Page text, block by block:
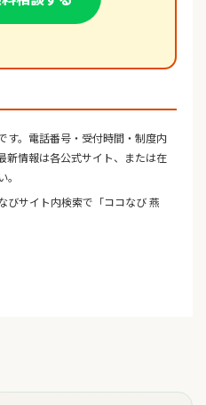
。電話番号・受付時間・制度内
新情報は各公式サイト、または在
サイト内検索で「ココなび 燕